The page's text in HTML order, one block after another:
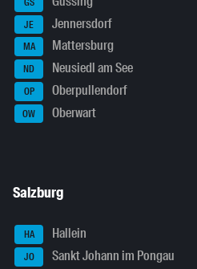
JE Jennersdorf
MA Mattersburg
ND Neusiedl am See
OP Oberpullendorf
OW Oberwart
Salzburg
HA Hallein
JO Sankt Johann im Pongau